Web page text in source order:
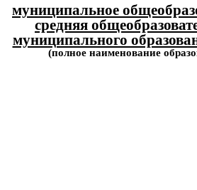
муниципальное
средняя
муниципального
(полное наименование